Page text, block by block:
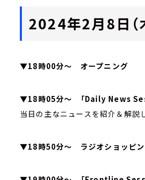
2024年2月8日（
▼18時00分～ オープニング
▼18時05分～ 「Daily News
当日の主なニュースを紹介＆解説
▼18時50分～ ラジオショッピン